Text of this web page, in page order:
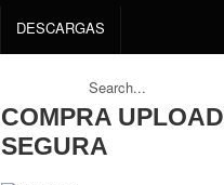
DESCARGAS
COMPRA UPLOAD
SEGURA